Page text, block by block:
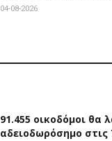
04-08-2026
91.455 οικοδόμοι θα
αδειοδωρόσημο